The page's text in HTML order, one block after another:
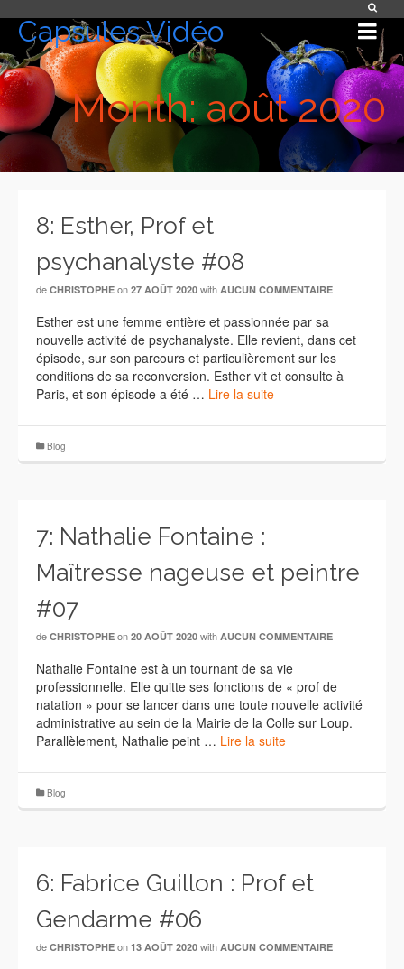
Capsules Vidéo
Month: août 2020
8: Esther, Prof et
psychanalyste #08
de CHRISTOPHE on 27 AOÛT 2020 with AUCUN COMMENTAIRE
Esther est une femme entière et passionnée par sa
nouvelle activité de psychanalyste. Elle revient, dans cet
épisode, sur son parcours et particulièrement sur les
conditions de sa reconversion. Esther vit et consulte à
Paris, et son épisode a été … Lire la suite
Blog
7: Nathalie Fontaine :
Maîtresse nageuse et peintre
#07
de CHRISTOPHE on 20 AOÛT 2020 with AUCUN COMMENTAIRE
Nathalie Fontaine est à un tournant de sa vie
professionnelle. Elle quitte ses fonctions de « prof de
natation » pour se lancer dans une toute nouvelle activité
administrative au sein de la Mairie de la Colle sur Loup.
Parallèlement, Nathalie peint … Lire la suite
Blog
6: Fabrice Guillon : Prof et
Gendarme #06
de CHRISTOPHE on 13 AOÛT 2020 with AUCUN COMMENTAIRE